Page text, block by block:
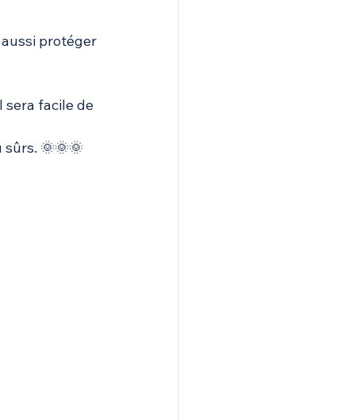
protéger
sera facile de
🌞🌞🌞